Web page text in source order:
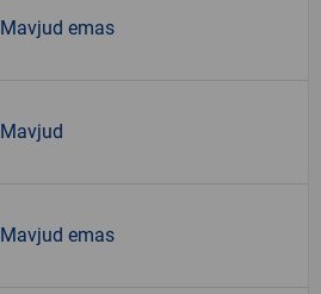
Mavjud emas
Mavjud
Mavjud emas